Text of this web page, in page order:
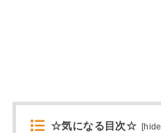
☆気になる目次☆ [hide